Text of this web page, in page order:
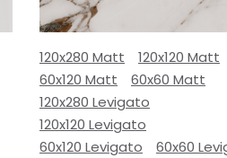
120x280 Matt
120x120 Matt
60x120 Matt
60x60 Matt
120x280 Levigato
120x120 Levigato
60x120 Levigato
60x60